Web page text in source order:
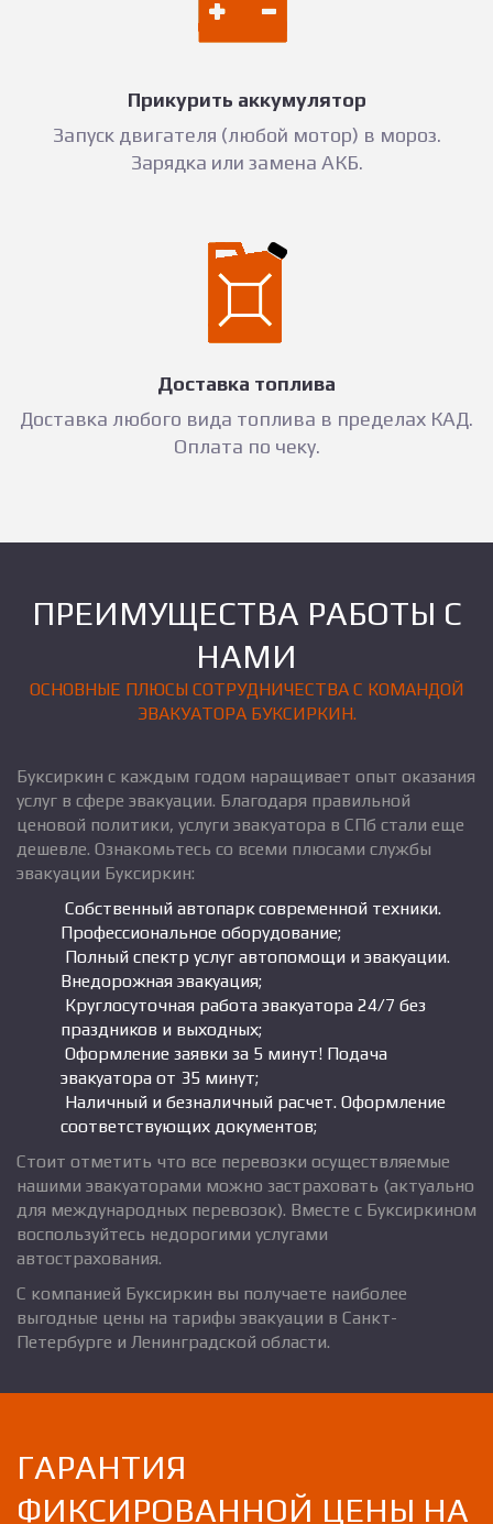
Прикурить аккумулятор
Запуск двигателя (любой мотор) в мороз.
Зарядка или замена АКБ.
Доставка топлива
Доставка любого вида топлива в пределах КАД.
Оплата по чеку.
ПРЕИМУЩЕСТВА РАБОТЫ С
НАМИ
ОСНОВНЫЕ ПЛЮСЫ СОТРУДНИЧЕСТВА С КОМАНДОЙ
ЭВАКУАТОРА БУКСИРКИН.
Буксиркин с каждым годом наращивает опыт оказания
услуг в сфере эвакуации. Благодаря правильной
ценовой политики, услуги эвакуатора в СПб стали еще
дешевле. Ознакомьтесь со всеми плюсами службы
эвакуации Буксиркин:
Собственный автопарк современной техники.
Профессиональное оборудование;
Полный спектр услуг автопомощи и эвакуации.
Внедорожная эвакуация;
Круглосуточная работа эвакуатора 24/7 без
праздников и выходных;
Оформление заявки за 5 минут! Подача
эвакуатора от 35 минут;
Наличный и безналичный расчет. Оформление
соответствующих документов;
Стоит отметить что все перевозки осуществляемые
нашими эвакуаторами можно застраховать (актуально
для международных перевозок). Вместе с Буксиркином
воспользуйтесь недорогими услугами
автострахования.
С компанией Буксиркин вы получаете наиболее
выгодные цены на тарифы эвакуации в Санкт-
Петербурге и Ленинградской области.
ГАРАНТИЯ
ФИКСИРОВАННОЙ ЦЕНЫ НА